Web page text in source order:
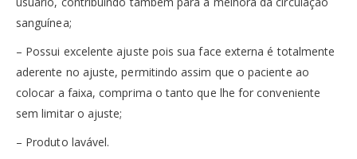
sanguínea;
– Possui excelente ajuste pois sua face externa é totalmente
aderente no ajuste, permitindo assim que o paciente ao
colocar a faixa, comprima o tanto que lhe for conveniente
sem limitar o ajuste;
– Produto lavável.